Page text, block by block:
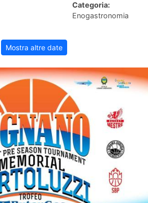
Categoria:
Enogastronomia
Mostra altre date